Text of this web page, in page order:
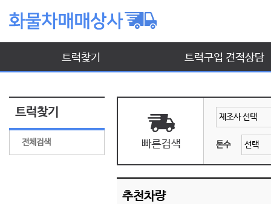
트럭찾기 트럭구입 견적상담
트럭찾기
전체검색 톤수
추천차량